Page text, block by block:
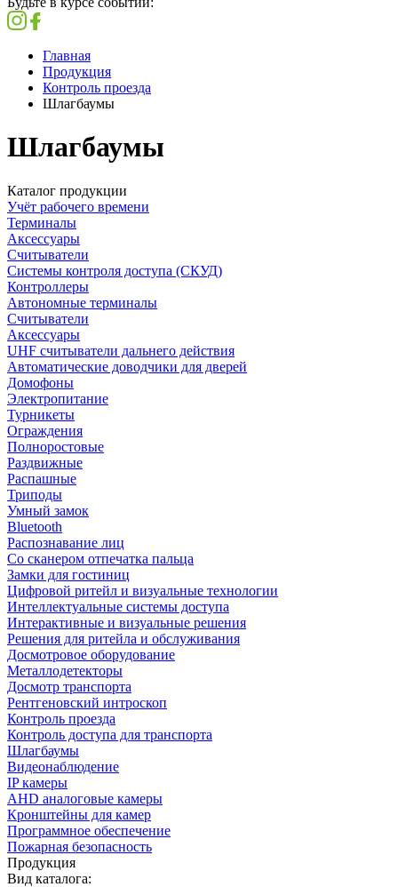
Главная
Продукция
Контроль проезда
Шлагбаумы
Шлагбаумы
Каталог продукции
Учёт рабочего времени
Терминалы
Аксессуары
Считыватели
Системы контроля доступа (СКУД)
Контроллеры
Автономные терминалы
Считыватели
Аксессуары
UHF считыватели дальнего действия
Автоматические доводчики для дверей
Домофоны
Электропитание
Турникеты
Ограждения
Полноростовые
Раздвижные
Распашные
Триподы
Умный замок
Bluetooth
Распознавание лиц
Со сканером отпечатка пальца
Замки для гостиниц
Цифровой ритейл и визуальные технологии
Интеллектуальные системы доступа
Интерактивные и визуальные решения
Решения для ритейла и обслуживания
Досмотровое оборудование
Металлодетекторы
Досмотр транспорта
Рентгеновский интроскоп
Контроль проезда
Контроль доступа для транспорта
Шлагбаумы
Видеонаблюдение
IP камеры
AHD аналоговые камеры
Кронштейны для камер
Программное обеспечение
Пожарная безопасность
Продукция
Вид каталога: